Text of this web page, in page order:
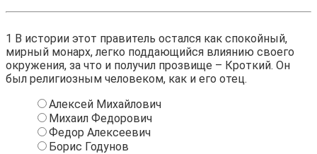
1 В истории этот правитель остался как спокойный,
мирный монарх, легко поддающийся влиянию своего
окружения, за что и получил прозвище – Кроткий. Он
был религиозным человеком, как и его отец.
Алексей Михайлович
Михаил Федорович
Федор Алексеевич
Борис Годунов